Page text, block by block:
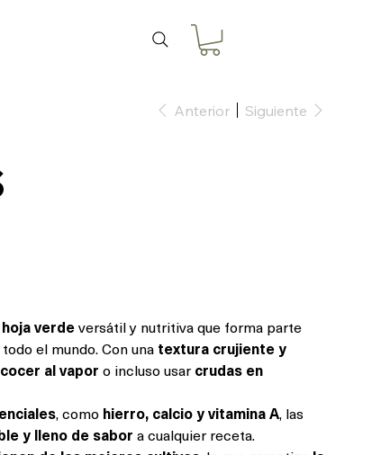
Anterior Siguiente
verdeversátil y nutritiva que forma parte
el mundo. Con una textura crujiente y
al vapor o incluso usar crudas en
, como hierro, calcio y vitamina A, las
y lleno de sabor a cualquier receta.